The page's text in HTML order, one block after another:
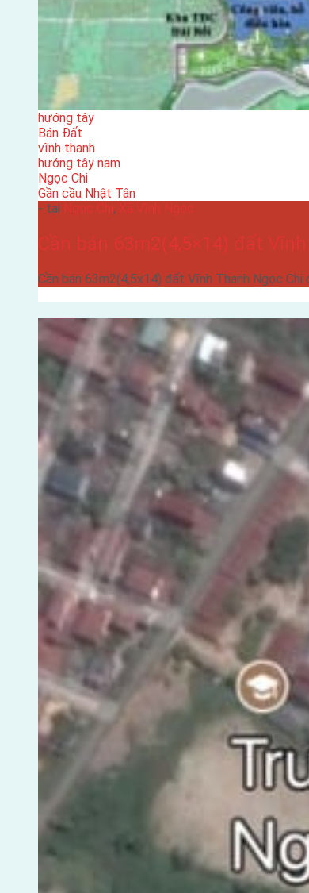
hướng tây
Bán Đất
vĩnh thanh
hướng tây nam
Ngọc Chi
Gần cầu Nhật Tân
- tại Ngọc Chi, Xã Vĩnh Ngọc
Cần bán 63m2(4,5×14) đất
Cần bán 63m2(4,5x14) đất Vĩnh Thanh Ngọc